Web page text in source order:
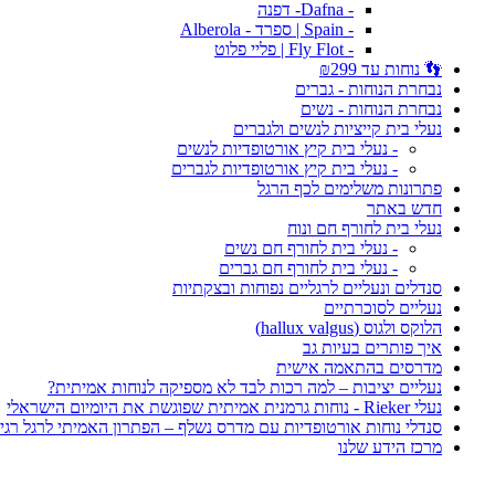
- Dafna- דפנה
- Spain | ספרד - Alberola
- Fly Flot | פליי פלוט
👣 נוחות עד ₪299
נבחרת הנוחות - גברים
נבחרת הנוחות - נשים
נעלי בית קייציות לנשים ולגברים
- נעלי בית קיץ אורטופדיות לנשים
- נעלי בית קיץ אורטופדיות לגברים
פתרונות משלימים לכף הרגל
חדש באתר
נעלי בית לחורף חם ונוח
- נעלי בית לחורף חם נשים
- נעלי בית לחורף חם גברים
סנדלים ונעליים לרגליים נפוחות ובצקתיות
נעליים לסוכרתיים
הלוקס ולגוס (hallux valgus)
איך פותרים בעיות גב
מדרסים בהתאמה אישית
נעליים יציבות – למה רכות לבד לא מספיקה לנוחות אמיתית?
נעלי Rieker - נוחות גרמנית אמיתית שפוגשת את היומיום הישראלי
סנדלי נוחות אורטופדיות עם מדרס נשלף – הפתרון האמיתי לרגל
מרכז הידע שלנו